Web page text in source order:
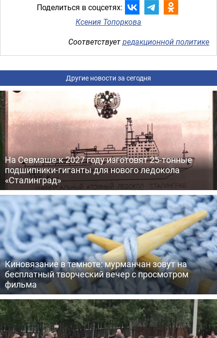
Поделиться в соцсетях:
Ксения Топоркова
Соответствуетредакционной политике
Другие новости за сегодня
На Севмаше к 2027 году изготовят 25-тонные
подшипники-гиганты для нового ледокола
«Сталинград»
Киновязание в темноте: мурманчан зовут на
бесплатный творческий вечер с просмотром
фильма